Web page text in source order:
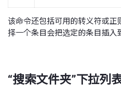
该命令还包括可用的转义符或正
择一个条目会把选定的条目插入
“搜索文件夹”下拉列